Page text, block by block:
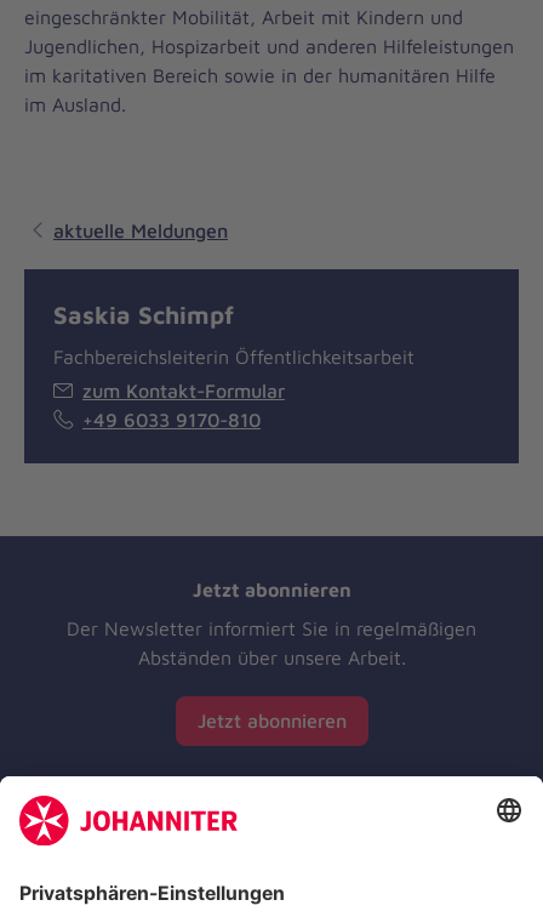
eingeschränkter Mobilität, Arbeit mit Kindern und
Jugendlichen, Hospizarbeit und anderen Hilfeleistungen
im karitativen Bereich sowie in der humanitären Hilfe
im Ausland.
aktuelle Meldungen
Saskia Schimpf
Fachbereichsleiterin Öffentlichkeitsarbeit
zum Kontakt-Formular
+49 6033 9170-810
Jetzt abonnieren
Der Newsletter informiert Sie in regelmäßigen
Abständen über unsere Arbeit.
Jetzt abonnieren
Zertifizierung der Johanniter-Unfall-Hilfe e.V.